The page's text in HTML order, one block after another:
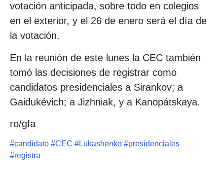
votación anticipada, sobre todo en colegios
en el exterior, y el 26 de enero será el día de
la votación.
En la reunión de este lunes la CEC también
tomó las decisiones de registrar como
candidatos presidenciales a Sirankov; a
Gaidukévich; a Jizhniak, y a Kanopátskaya.
ro/gfa
#candidato #CEC #Lukashenko #presidenciales
#registra